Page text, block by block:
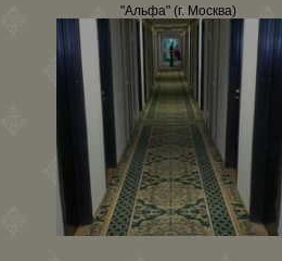
"Альфа" (г. Москва)